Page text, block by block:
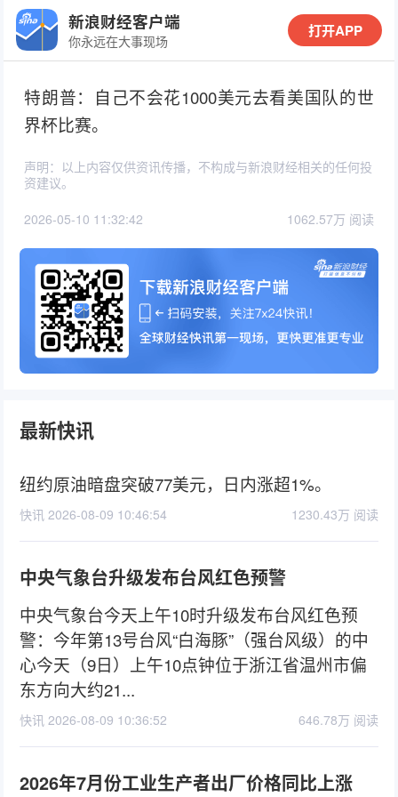
新浪财经客户端
你永远在大事现场
打开APP
特朗普：自己不会花1000美元去看美国队的世
界杯比赛。
声明：以上内容仅供资讯传播，不构成与新浪财经相关的任何投
资建议。
2026-05-10 11:32:42 1062.57万 阅读
最新快讯
纽约原油暗盘突破77美元，日内涨超1%。
快讯 2026-08-09 10:46:54 1230.43万 阅读
中央气象台升级发布台风红色预警
中央气象台今天上午10时升级发布台风红色预
警：今年第13号台风“白海豚”（强台风级）的中
心今天（9日）上午10点钟位于浙江省温州市偏
东方向大约21...
快讯 2026-08-09 10:36:52 646.78万 阅读
2026年7月份工业生产者出厂价格同比上涨